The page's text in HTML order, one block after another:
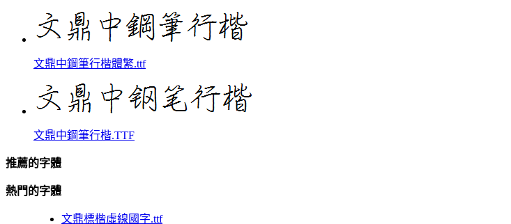
文鼎中鋼筆行楷體繁.ttf
文鼎中鋼筆行楷.TTF
推薦的字體
熱門的字體
文鼎標楷虛線國字.ttf